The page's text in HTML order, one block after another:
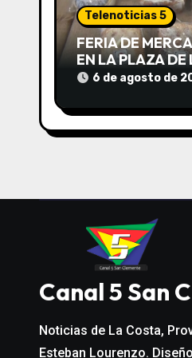
ó
n
e
e
a
Telenoticias 5
FERIA DE
EN LA PLAZA DE
6 de agosto de
Canal 5 San
Noticias de La Costa,
Esteban Lourenzo.